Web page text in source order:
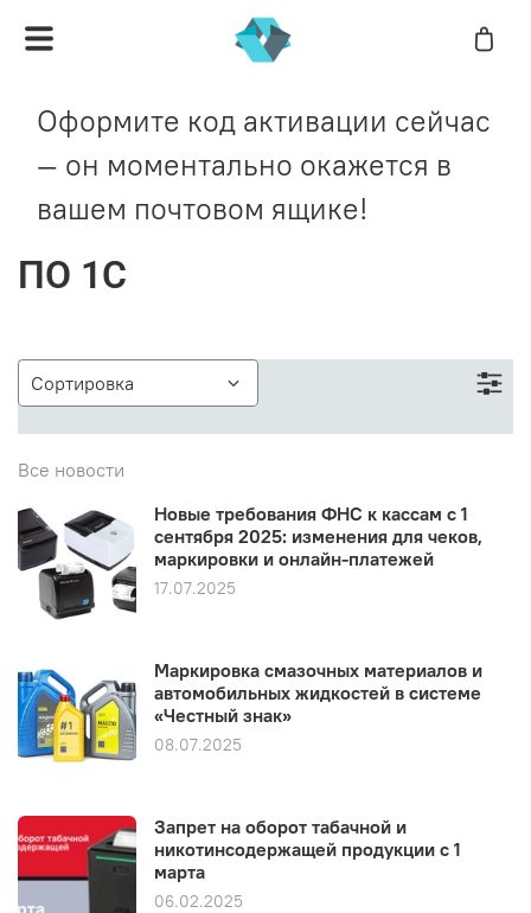
Оформите код активации сейчас
— он моментально окажется в
вашем почтовом ящике!
ПО 1С
Все новости
Новые требования ФНС к кассам с 1
сентября 2025: изменения для чеков,
маркировки и онлайн-платежей
17.07.2025
Маркировка смазочных материалов и
автомобильных жидкостей в системе
«Честный знак»
08.07.2025
Запрет на оборот табачной и
никотинсодержащей продукции с 1
марта
06.02.2025